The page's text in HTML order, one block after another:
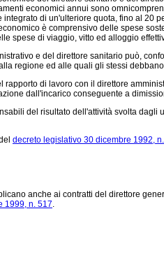
economici annui sono
di un'ulteriore quota, fino al
è comprensivo delle spese
spese di viaggio, vitto ed alloggio
e del direttore sanitario può,
regione ed alle quali gli stessi
di lavoro con il direttore
dall'incarico conseguente a
del risultato dell'attività svolta
decreto legislativo 30 dicembre 1992,
anche ai contratti del direttore
1999, n. 517.